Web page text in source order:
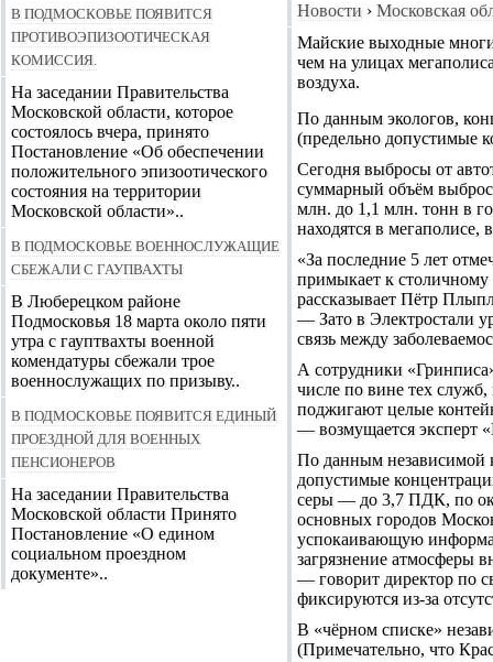
Новости › Московская
Майские выходные
чем на улицах
воздуха.
По данным экологов,
(предельно допустимые
Сегодня выбросы от
суммарный объём
млн. до 1,1 млн. тонн в
находятся в
«За последние 5 лет
примыкает к
рассказывает Пётр
— Зато в Электростали
связь между
А сотрудники
числе по вине тех
поджигают целые
— возмущается эксперт
По данным независимой
допустимые
серы — до 3,7 ПДК, по
основных городов
успокаивающую
загрязнение атмосферы
— говорит директор по
фиксируются из-за
В «чёрном списке»
(Примечательно, что
В Подмосковье появится
противоэпизоотическая
комиссия.
На заседании Правительства
Московской области, которое
состоялось вчера, принято
Постановление «Об обеспечении
положительного эпизоотического
состояния на территории
Московской области»..
В Подмосковье военнослужащие
сбежали с гаупвахты
В Люберецком районе
Подмосковья 18 марта около пяти
утра с гауптвахты военной
комендатуры сбежали трое
военнослужащих по призыву..
В Подмосковье появится единый
проездной для военных
пенсионеров
На заседании Правительства
Московской области Принято
Постановление «О едином
социальном проездном
документе»..